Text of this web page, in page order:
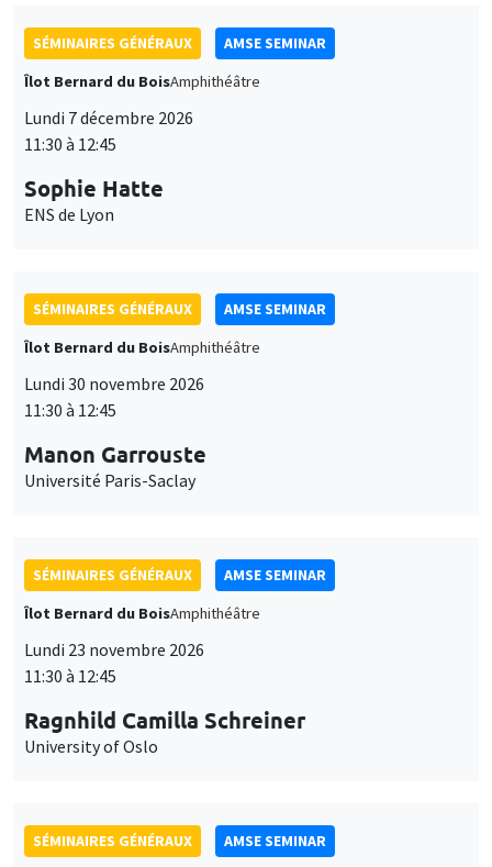
SÉMINAIRES GÉNÉRAUX
AMSE SEMINAR
Îlot Bernard du BoisAmphithéâtre
Lundi 7 décembre 2026
11:30 à 12:45
Sophie Hatte
ENS de Lyon
SÉMINAIRES GÉNÉRAUX
AMSE SEMINAR
Îlot Bernard du BoisAmphithéâtre
Lundi 30 novembre 2026
11:30 à 12:45
Manon Garrouste
Université Paris-Saclay
SÉMINAIRES GÉNÉRAUX
AMSE SEMINAR
Îlot Bernard du BoisAmphithéâtre
Lundi 23 novembre 2026
11:30 à 12:45
Ragnhild Camilla Schreiner
University of Oslo
SÉMINAIRES GÉNÉRAUX
AMSE SEMINAR